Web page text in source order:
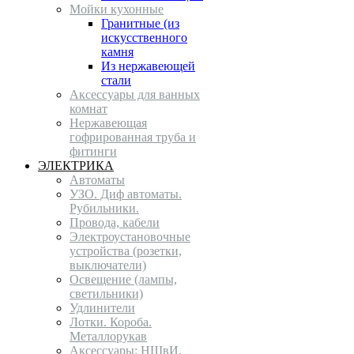
Мойки кухонные
Гранитные (из
искусственного
камня
Из нержавеющей
стали
Аксессуары для ванных
комнат
Нержавеющая
гофрированная труба и
фитинги
ЭЛЕКТРИКА
Автоматы
УЗО. Диф автоматы.
Рубильники.
Провода, кабели
Электроустановочные
устройства (розетки,
выключатели)
Освещение (лампы,
светильники)
Удлинители
Лотки. Короба.
Металлорукав
Аксессуары: НШвИ,